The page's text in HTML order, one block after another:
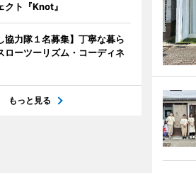
クト『Knot』
協力隊１名募集】丁寧な暮ら
ローツーリズム・コーディネ
もっと見る